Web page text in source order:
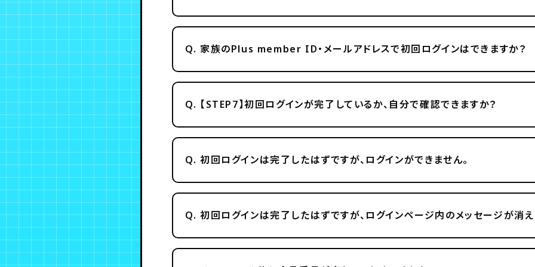
Q. 家族のPlus member ID・メールアドレスで初回ログインはできますか？
Q. 【STEP7】初回ログインが完了しているか、自分で確認できますか？
Q. 初回ログインは完了したはずですが、ログインができません。
Q. 初回ログインは完了したはずですが、ログインページ内のメッセージが消え